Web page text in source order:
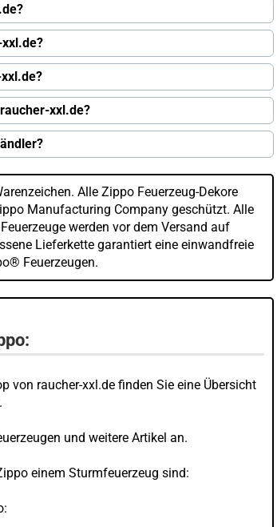
xxl.de?
Alle Zippo Feuerzeug-Dekore
Manufacturing Company geschützt. Alle
werden vor dem Versand auf
Lieferkette garantiert eine einwandfreie
Feuerzeugen.
von raucher-xxl.de finden Sie eine Übersicht
und weitere Artikel an.
einem Sturmfeuerzeug sind: